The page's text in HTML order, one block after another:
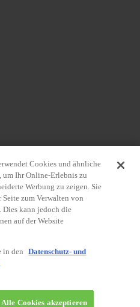
Ford Onlineshop
Cookies und ähnliche
um Ihr Online-Erlebnis zu
Werbung zu zeigen. Sie
zum Verwalten von
kann jedoch die
auf der Website
in den
Datenschutz- und
.
Alle Cookies akzeptieren